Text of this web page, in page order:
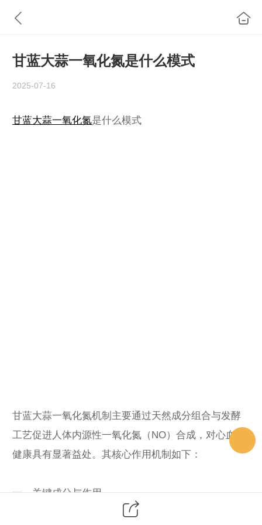
甘蓝大蒜一氧化氮是什么模式
2025-07-16
甘蓝大蒜一氧化氮是什么模式
甘蓝大蒜一氧化氮机制主要通过天然成分组合与发酵
工艺促进人体内源性一氧化氮（NO）合成，对心血管
健康具有显著益处‌。其核心作用机制如下：
一、关键成分与作用